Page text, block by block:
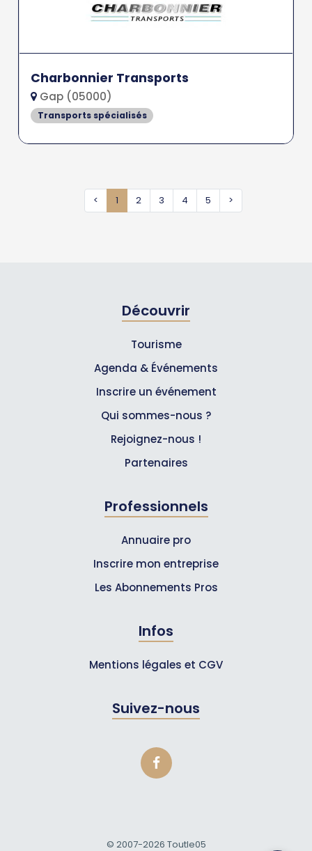
Charbonnier Transports
Gap (05000)
Transports spécialisés
< 1 2 3 4 5 >
Découvrir
Tourisme
Agenda & Événements
Inscrire un événement
Qui sommes-nous ?
Rejoignez-nous !
Partenaires
Professionnels
Annuaire pro
Inscrire mon entreprise
Les Abonnements Pros
Infos
Mentions légales et CGV
Suivez-nous
© 2007-2026 Toutle05